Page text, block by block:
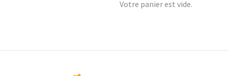
Votre panier est vide.